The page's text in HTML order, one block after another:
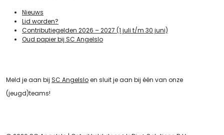
Nieuws
Lid worden?
Contributiegelden 2026 – 2027 (1 juli t/m 30 juni)
Oud papier bij SC Angelslo
Meld je aan bij SC Angelsloen sluit je aan bij één van onze
(jeugd)teams!